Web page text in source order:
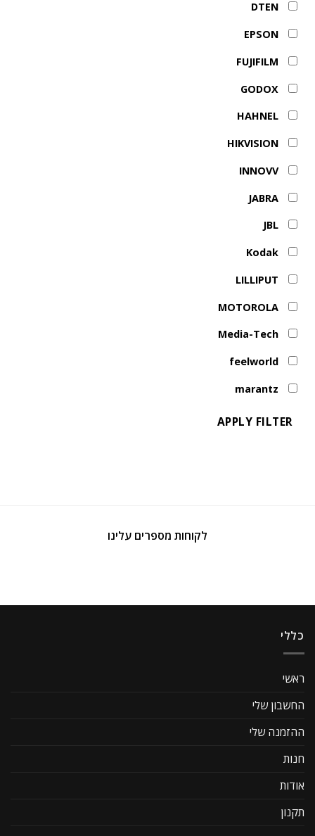
DTEN
EPSON
FUJIFILM
GODOX
HAHNEL
HIKVISION
INNOVV
JABRA
JBL
Kodak
LILLIPUT
MOTOROLA
Media-Tech
feelworld
marantz
APPLY FILTER
לקוחות מספרים עלינו
כללי
ראשי
החשבון שלי
ההזמנה שלי
חנות
אודות
תקנון